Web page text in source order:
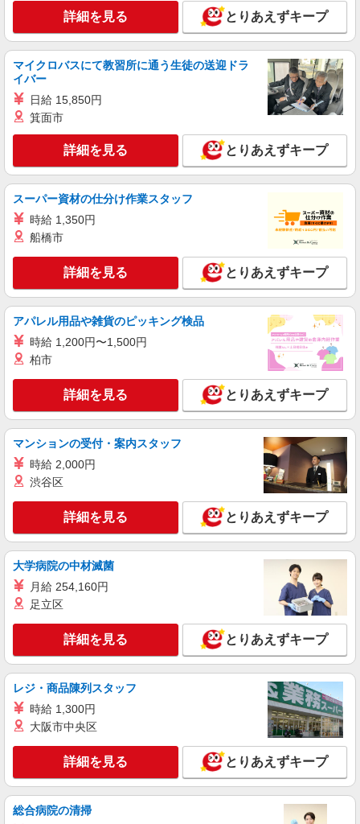
日曜祝日：時給1,820円〜 ◎身体介助、生活援助
が同時給 ◎キャンセル手当：職務時給の60％支給
そんぽの家S 船橋前原/2076ba1
介護スタッフ
【介護福祉士】 月給：256,800円 年収例：347
手当、日祝手当（月平均2回分）、 夜勤手当（月
平均3回分）等、毎月平均的に支払われる手当を含
分〜） ◎賞与 基本給2.08ヶ月分/年支給
キープ 詳細を見る
アルバイト パート
そんぽの家S 船橋前原/2076bc2
勤務（社保加入者）の場合は時給1,650円 ＊早朝
夜間（〜8:00、18:00〜）：時給2,000円〜 ＊日曜
祝日：時給1,900円〜 【実務者研修・初任者研修
（ヘルパー1級・2級）】 時給1,520円 ◎週20時間
以上勤務（社保加入者）の場合は時給1,570円 ＊
早朝夜間（〜8:00、18:00〜）：時給1,900円〜 ＊
日曜祝日：時給1,820円〜 ◎身体介助、生活援助
が同時給 ◎キャンセル手当：職務時給の60％支給
千葉県船橋市前原西3丁目16-6
キープ 詳細を見る
アルバイト パート
SOMPOケア 船橋前原 訪問介護/3302cc2
［1］ご利用者さま宅 【介護福祉士】時給1800
円 ◎週20h以上（社保加入）時給1850円 【実務者
研修・初任者研修（ヘルパー1級・2級）】時給
1720円 ◎週20h以上（社保加入）時給1770円 ＊日
曜祝日時給2020円〜（介護福祉士2100円〜）
［2］ホーム内 【介護福祉士】時給1600円 ◎週
20h以上（社保加入）時給1650円 【実務者研修・
初任者研修（ヘルパー1級・2級）】時給1520円 ◎
週20h以上（社保加入）時給1570円 ＊日曜祝日時
給1820円〜（介護福祉士1900円〜） ◎身体介助、
生活援助が同時給 ◎キャンセル手当職務時給の
60％支給
千葉県船橋市前原西3-16-6 【そんぽの家S
船橋前原】建物内
詳細を見る
パート
そんぽの家S 船橋印内/2077bc3
登録ヘルパー
後】 時給1,520円〜 ＊早朝夜間：時給1,900円〜
＊日曜祝日：時給1,820円〜 ーーーーーーー
キープ 詳細を見る
そんぽの家S 船橋前原/2076bc3
後】 時給1,520円〜 ＊早朝夜間：時給1,900円〜
＊日曜祝日：時給1,820円〜 ーーーーーーー
千葉県船橋市前原西3丁目16-6
キープ 詳細を見る
詳細を見る とりあえずキープ
マイクロバスにて教習所に通う生徒の送迎ドラ
イバー
日給 15,850円
箕面市
詳細を見る とりあえずキープ
スーパー資材の仕分け作業スタッフ
時給 1,350円
船橋市
詳細を見る とりあえずキープ
アパレル用品や雑貨のピッキング検品
時給 1,200円〜1,500円
柏市
詳細を見る とりあえずキープ
マンションの受付・案内スタッフ
時給 2,000円
渋谷区
詳細を見る とりあえずキープ
大学病院の中材滅菌
月給 254,160円
足立区
詳細を見る とりあえずキープ
レジ・商品陳列スタッフ
時給 1,300円
大阪市中央区
詳細を見る とりあえずキープ
総合病院の清掃